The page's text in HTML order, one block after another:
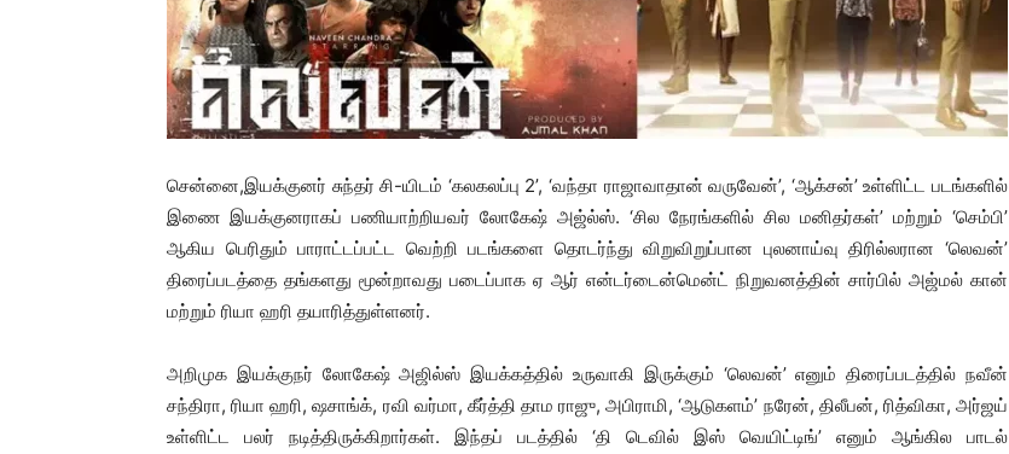
சென்னை,இயக்குனர் சுந்தர் சி-யிடம் ‘கலகலப்பு 2’, ‘வந்தா ராஜாவாதான் வருவேன்’, ‘ஆக்சன்’ உள்ளிட்ட படங்களில்
இணை இயக்குனராகப் பணியாற்றியவர் லோகேஷ் அஜ்ல்ஸ். ‘சில நேரங்களில் சில மனிதர்கள்’ மற்றும் ‘செம்பி’
ஆகிய பெரிதும் பாராட்டப்பட்ட வெற்றி படங்களை தொடர்ந்து விறுவிறுப்பான புலனாய்வு திரில்லரான ‘லெவன்’
திரைப்படத்தை தங்களது மூன்றாவது படைப்பாக ஏ ஆர் என்டர்டைன்மென்ட் நிறுவனத்தின் சார்பில் அஜ்மல் கான்
மற்றும் ரியா ஹரி தயாரித்துள்ளனர்.
அறிமுக இயக்குநர் லோகேஷ் அஜில்ஸ் இயக்கத்தில் உருவாகி இருக்கும் ‘லெவன்’ எனும் திரைப்படத்தில் நவீன்
சந்திரா, ரியா ஹரி, ஷசாங்க், ரவி வர்மா, கீர்த்தி தாம ராஜு, அபிராமி, ‘ஆடுகளம்’ நரேன், திலீபன், ரித்விகா, அர்ஜய்
உள்ளிட்ட பலர் நடித்திருக்கிறார்கள். இந்தப் படத்தில் ‘தி டெவில் இஸ் வெயிட்டிங்’ எனும் ஆங்கில பாடல்